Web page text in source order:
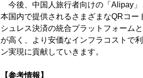
今後、中国人旅行者向けの「Alipay」
本国内で提供されるさまざまなQRコ
シュレス決済の統合プラットフォーム
が高く、より安価なインフラコストで
ン実現に貢献していきます。
【参考情報】